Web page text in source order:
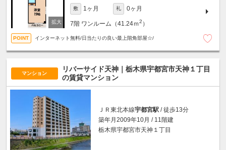
敷 1ヶ月 礼 0ヶ月
7階 ワンルーム（41.24ｍ2 ）
インターネット無料/日当たりの良い最上階角部屋☆/
マンション
リバーサイド天神｜栃木県宇都宮市天神１丁目
の賃貸マンション
ＪＲ東北本線宇都宮駅 / 徒歩13分
築年月2009年10月 / 11階建
栃木県宇都宮市天神１丁目